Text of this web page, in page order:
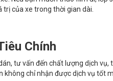
của xe trong thời gian dài.
Chính
tư vấn đến chất lượng dịch vụ,
không chỉ nhận được dịch vụ tốt